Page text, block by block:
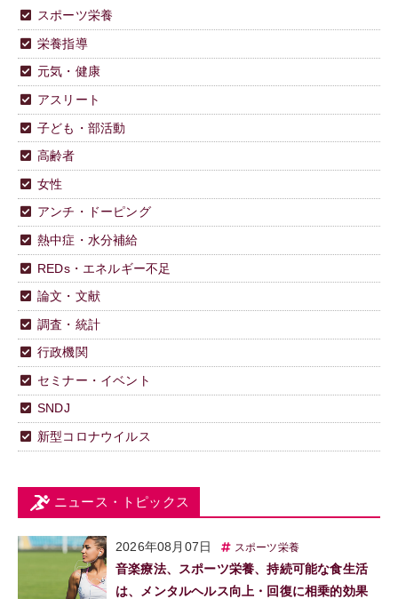
スポーツ栄養
栄養指導
元気・健康
アスリート
子ども・部活動
高齢者
女性
アンチ・ドーピング
熱中症・水分補給
REDs・エネルギー不足
論文・文献
調査・統計
行政機関
セミナー・イベント
SNDJ
新型コロナウイルス
ニュース・トピックス
2026年08月07日 スポーツ栄養
音楽療法、スポーツ栄養、持続可能な食生活
は、メンタルヘルス向上・回復に相乗的効果